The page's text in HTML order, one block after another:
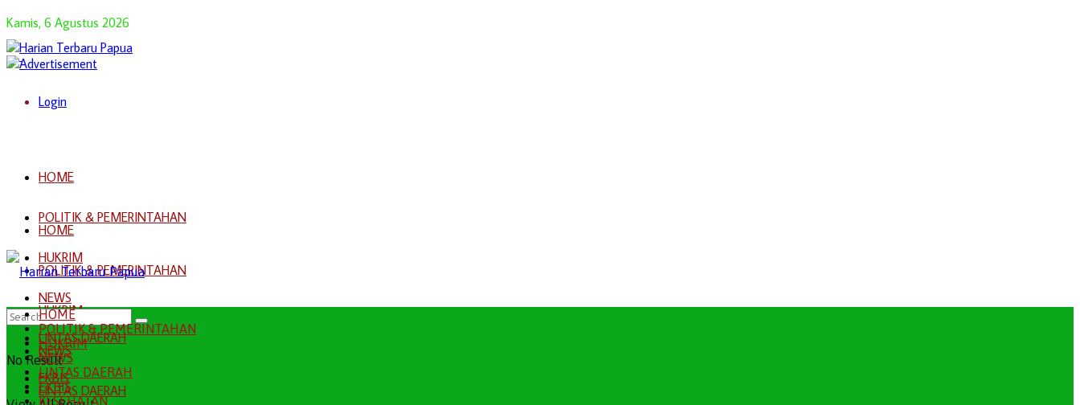
Kamis, 6 Agustus 2026
Login
HOME
POLITIK & PEMERINTAHAN
HUKRIM
NEWS
LINTAS DAERAH
EKBIS
HOME
POLITIK & PEMERINTAHAN
HUKRIM
NEWS
LINTAS DAERAH
No Result
HOME
POLITIK & PEMERINTAHAN
HUKRIM
NEWS
LINTAS DAERAH
EKBIS
KESEHATAN